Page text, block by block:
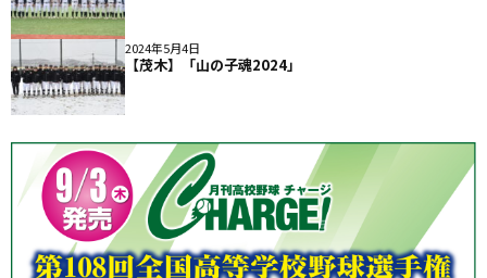
2024年5月4日
【茂木】「山の子魂2024」